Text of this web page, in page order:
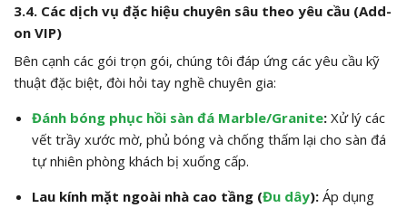
3.4. Các dịch vụ đặc hiệu chuyên sâu theo yêu cầu (Add-
on VIP)
Bên cạnh các gói trọn gói, chúng tôi đáp ứng các yêu cầu kỹ
thuật đặc biệt, đòi hỏi tay nghề chuyên gia:
Đánh bóng phục hồi sàn đá Marble/Granite:Xử lý các
vết trầy xước mờ, phủ bóng và chống thấm lại cho sàn đá
tự nhiên phòng khách bị xuống cấp.
Lau kính mặt ngoài nhà cao tầng (Đu dây):Áp dụng